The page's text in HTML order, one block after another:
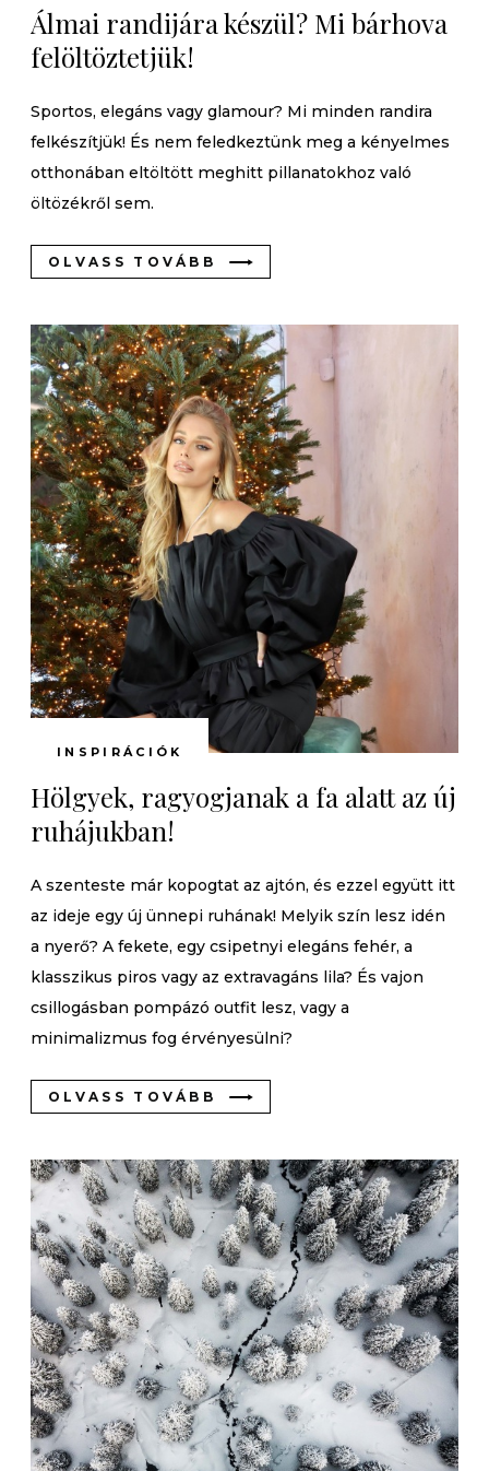
Álmai randijára készül? Mi bárhova
felöltöztetjük!
Sportos, elegáns vagy glamour? Mi minden randira
felkészítjük! És nem feledkeztünk meg a kényelmes
otthonában eltöltött meghitt pillanatokhoz való
öltözékről sem.
OLVASS TOVÁBB
INSPIRÁCIÓK
Hölgyek, ragyogjanak a fa alatt az új
ruhájukban!
A szenteste már kopogtat az ajtón, és ezzel együtt itt
az ideje egy új ünnepi ruhának! Melyik szín lesz idén
a nyerő? A fekete, egy csipetnyi elegáns fehér, a
klasszikus piros vagy az extravagáns lila? És vajon
csillogásban pompázó outfit lesz, vagy a
minimalizmus fog érvényesülni?
OLVASS TOVÁBB